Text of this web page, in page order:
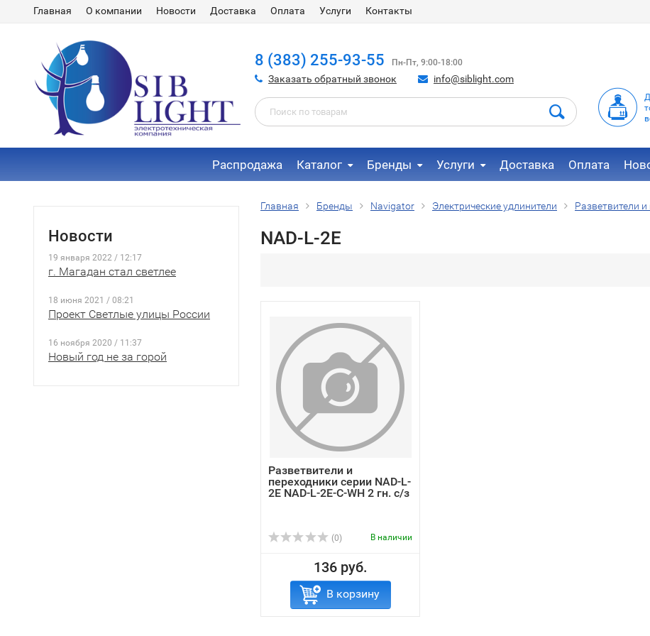
Главная О компании Новости Доставка Оплата Услуги Контакты
8 (383) 255-93-55 Пн-Пт, 9:00-18:00
Заказать обратный звонок info@siblight.com
Распродажа Каталог Бренды Услуги Доставка Оплата
Новости
19 января 2022 / 12:17
г. Магадан стал светлее
18 июня 2021 / 08:21
Проект Светлые улицы России
16 ноября 2020 / 11:37
Новый год не за горой
Главная Бренды Navigator Электрические удлинители Разветвители
NAD-L-2E
Разветвители и
переходники серии NAD-L-
2E NAD-L-2E-C-WH 2 гн. с/з
(0) В наличии
136 руб.
В корзину